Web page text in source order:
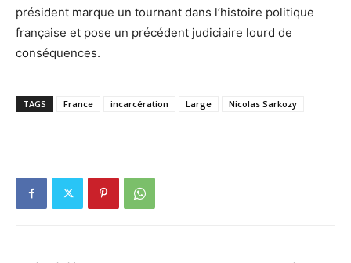
président marque un tournant dans l’histoire politique
française et pose un précédent judiciaire lourd de
conséquences.
TAGS France incarcération Large Nicolas Sarkozy